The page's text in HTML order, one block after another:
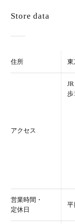
Store data
住所 東
アクセス
歩
営業時間・
定休日